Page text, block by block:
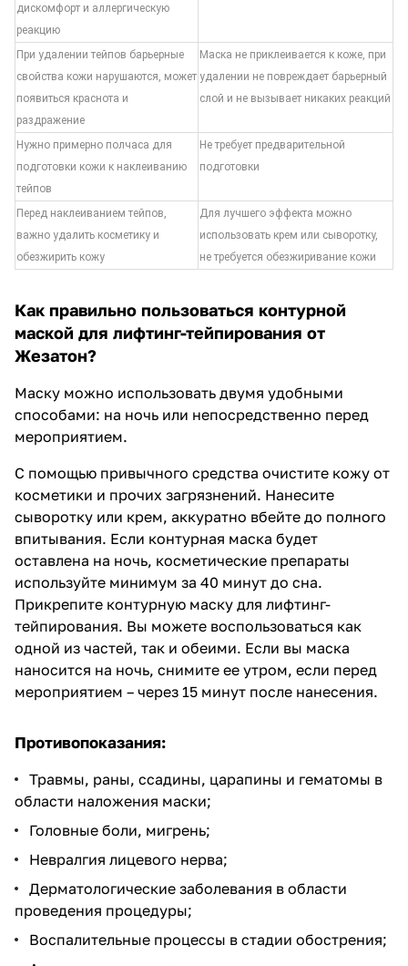
дискомфорт и аллергическую
реакцию
При удалении тейпов барьерные
свойства кожи нарушаются, может
появиться краснота и
раздражение
Маска не приклеивается к коже, при
удалении не повреждает барьерный
слой и не вызывает никаких реакций
Нужно примерно полчаса для
подготовки кожи к наклеиванию
тейпов
Не требует предварительной
подготовки
Перед наклеиванием тейпов,
важно удалить косметику и
обезжирить кожу
Для лучшего эффекта можно
использовать крем или сыворотку,
не требуется обезжиривание кожи
Как правильно пользоваться контурной
маской для лифтинг-тейпирования от
Жезатон?
Маску можно использовать двумя удобными
способами: на ночь или непосредственно перед
мероприятием.
С помощью привычного средства очистите кожу от
косметики и прочих загрязнений. Нанесите
сыворотку или крем, аккуратно вбейте до полного
впитывания. Если контурная маска будет
оставлена на ночь, косметические препараты
используйте минимум за 40 минут до сна.
Прикрепите контурную маску для лифтинг-
тейпирования. Вы можете воспользоваться как
одной из частей, так и обеими. Если вы маска
наносится на ночь, снимите ее утром, если перед
мероприятием – через 15 минут после нанесения.
Противопоказания:
Травмы, раны, ссадины, царапины и гематомы в
области наложения маски;
Головные боли, мигрень;
Невралгия лицевого нерва;
Дерматологические заболевания в области
проведения процедуры;
Воспалительные процессы в стадии обострения;